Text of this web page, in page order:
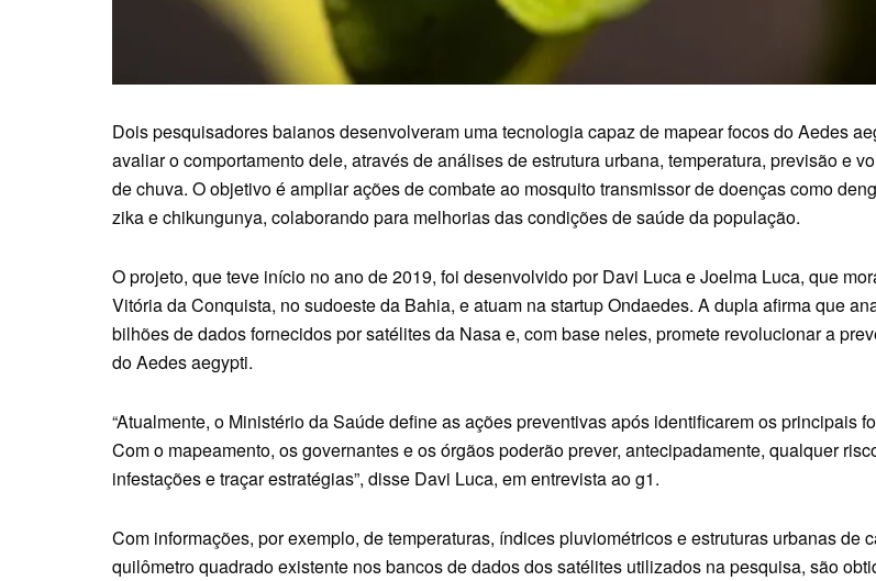
Dois pesquisadores baianos desenvolveram uma tecnologia capaz de mapear focos do Aedes
avaliar o comportamento dele, através de análises de estrutura urbana, temperatura, previsão e
de chuva. O objetivo é ampliar ações de combate ao mosquito transmissor de doenças como
zika e chikungunya, colaborando para melhorias das condições de saúde da população.
O projeto, que teve início no ano de 2019, foi desenvolvido por Davi Luca e Joelma Luca, que
Vitória da Conquista, no sudoeste da Bahia, e atuam na startup Ondaedes. A dupla afirma que
bilhões de dados fornecidos por satélites da Nasa e, com base neles, promete revolucionar a
do Aedes aegypti.
“Atualmente, o Ministério da Saúde define as ações preventivas após identificarem os principais
Com o mapeamento, os governantes e os órgãos poderão prever, antecipadamente, qualquer
infestações e traçar estratégias”, disse Davi Luca, em entrevista ao g1.
Com informações, por exemplo, de temperaturas, índices pluviométricos e estruturas urbanas de
quilômetro quadrado existente nos bancos de dados dos satélites utilizados na pesquisa, são